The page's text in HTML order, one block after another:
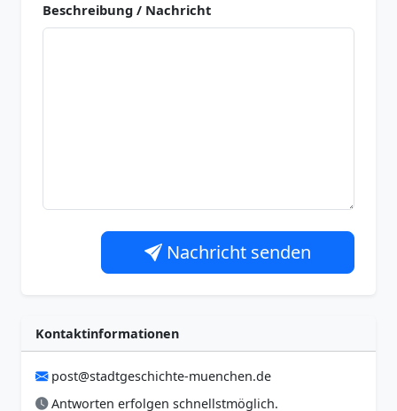
Beschreibung / Nachricht
Nachricht senden
Kontaktinformationen
post@stadtgeschichte-muenchen.de
Antworten erfolgen schnellstmöglich.